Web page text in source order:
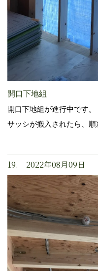
開口下地組
開口下地組が進行中です。
サッシが搬入されたら、順
19. 2022年08月09日